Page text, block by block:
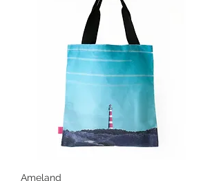
Ameland